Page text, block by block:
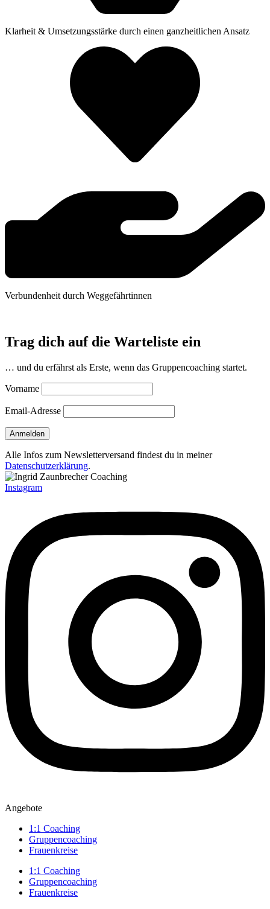
Klarheit & Umsetzungsstärke durch einen ganzheitlichen Ansatz
Verbundenheit durch Weggefährtinnen
Trag dich auf die Warteliste ein
… und du erfährst als Erste, wenn das Gruppencoaching startet.
Vorname
Email-Adresse
Alle Infos zum Newsletterversand findest du in meiner
Datenschutzerklärung.
Instagram
Angebote
1:1 Coaching
Gruppencoaching
Frauenkreise
1:1 Coaching
Gruppencoaching
Frauenkreise